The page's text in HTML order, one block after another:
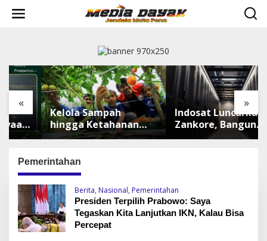
« »
Kelola Sampah
hingga Ketahanan
Pangan, TALISERA
Indosat Luncurkan
Zankore, Bangun
Platform
Pemerintahan
Berita, Nasional, Pemerintahan
Presiden Terpilih Prabowo: Saya
Tegaskan Kita Lanjutkan IKN, Kalau Bisa
Percepat